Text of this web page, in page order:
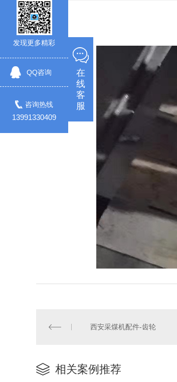
西安采煤机配件-齿轮
相关案例推荐
发现更多精彩
QQ咨询
咨询热线
13991330409
在
线
客
服